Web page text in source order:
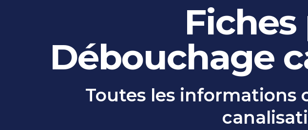
Débouchage
Toutes les informations